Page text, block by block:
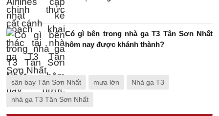
Có gì bên trong nhà ga T3 Tân Sơn Nhất
hôm nay được khánh thành?
sân bay Tân Sơn Nhất mưa lớn Nhà ga T3
nhà ga T3 Tân Sơn Nhất